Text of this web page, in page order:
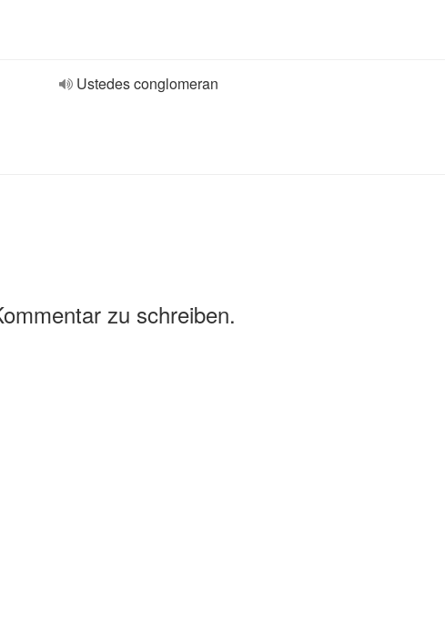
Ustedes conglomeran
zu schreiben.